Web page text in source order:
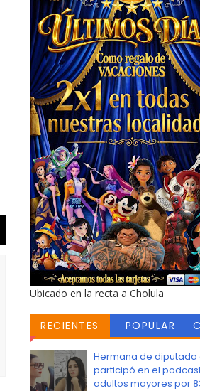
Ubicado en la recta a Cholula
RECIENTES POPULAR
Hermana de diputada
participó en el
adultos mayores por